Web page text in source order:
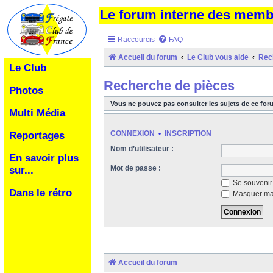
Le Club
Photos
Multi Média
Reportages
En savoir plus
sur...
Dans le rétro
Le forum interne des
Raccourcis FAQ
Accueil du forum Le Club vous aide
Recherche de pièces
Vous ne pouvez pas consulter les sujets de ce
CONNEXION • INSCRIPTION
Nom d’utilisateur :
Mot de passe :
Se
Masquer
Accueil du forum